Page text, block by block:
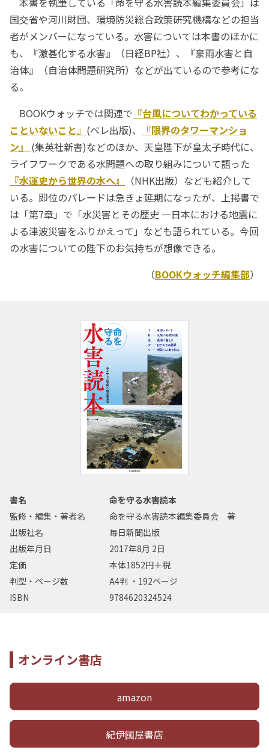
国交省や河川財団、環境防災総合政策研究機構などの担当
者がメンバーになっている。水害については本書のほかに
も、『激甚化する水害』（日経BP社）、『豪雨水害と自
治体』（自治体問題研究所）などが出ているので参考にな
る。
BOOKウォッチでは関連で 『台風についてわかっている
こといないこと』 (ベレ出版)、
『限界のタワーマンショ
ン』 (集英社新書)などのほか、天皇陛下が皇太子時代に、
ライフワークである水問題への取り組みについて語った
『水運史から世界の水へ』
（NHK出版）なども紹介して
いる。即位のパレードは急きょ延期になったが、上掲書で
は「第7章」で「水災害とその歴史 ―日本における地震に
よる津波災害をふりかえって」なども語られている。今回
の水害についての陛下のお気持ちが想像できる。
（BOOKウォッチ編集部）
書名
命を守る水害読本
監修・編集・著者名
命を守る水害読本編集委員会 著
出版社名
毎日新聞出版
出版年月日
2017年8月 2日
定価
本体1852円＋税
判型・ページ数
A4判 ・192ページ
ISBN
9784620324524
オンライン書店
amazon
紀伊國屋書店